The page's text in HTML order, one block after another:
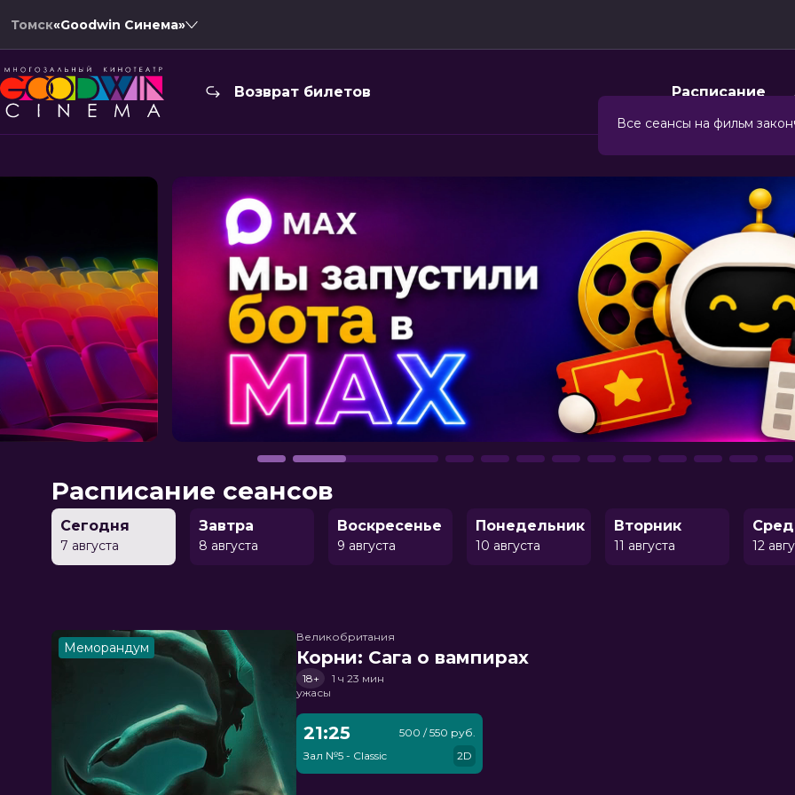
Томск«Goodwin Синема»
Возврат билетов Расписание
Расписание сеансов
Сегодня
7 августа
Завтра
8 августа
Воскресенье
9 августа
Понедельник
10 августа
Вторник
11 августа 12
Меморандум
Великобритания
Корни: Сага о вампирах
18+
1 ч 23 мин
ужасы
21:25
Зал №5 - Classic
500 / 550 руб.
2D
Все сеансы на фильм